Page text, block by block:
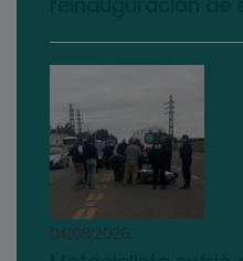
04/08/2026